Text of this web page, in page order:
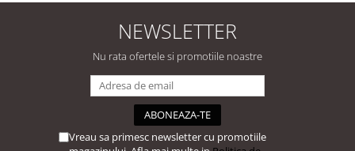
NEWSLETTER
Nu rata ofertele si promotiile noastre
Vreau sa primesc newsletter cu promotiile